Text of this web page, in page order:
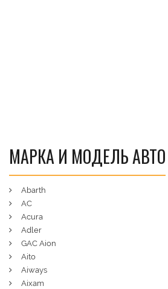
МАРКА И МОДЕЛЬ АВТО
Abarth
AC
Acura
Adler
GAC Aion
Aito
Aiways
Aixam